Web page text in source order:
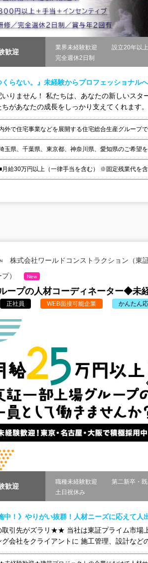
歓迎
業界未経験歓迎 設立20年以上
完全週休2日制
くらない。』未経験からプロフェッショナル
りません！ 私たちは、あなたの新しいス
があなたの成長をしっかり支えてくれます
外で住宅事業などを展開する住宅総合生産グループ
玉県、千葉県、東京都、神奈川県、愛知県のご希望
月給30万円以上（一律手当を含む） ※固定残業代を
株式会社ワールドコンストラクション（東
）
New
ープの人材コーディネーター◆未
正社員 WEB面接可能企業 かんたん
歓迎
職種未経験歓迎 第二新卒・
土日祝休み
中！》やりがい抜群！人材ニーズに応えて
引先がズラリ★★ 当社は東証プライム市場
会社をクライアントに 施工管理、設計など